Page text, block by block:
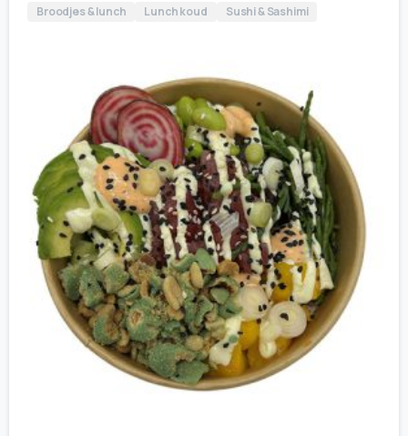
Broodjes & lunch Lunch koud Sushi & Sashimi